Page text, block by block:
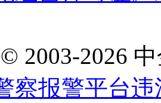
2003-2026
察报警平台违